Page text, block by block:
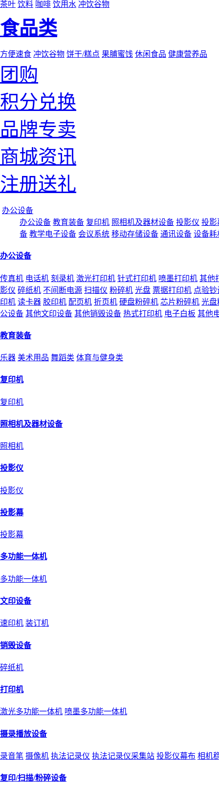
茶叶 饮料 咖啡 饮用水 冲饮谷物
食品类
方便速食 冲饮谷物 饼干/糕点 果脯蜜饯 休闲食品 健康营养品
团购
积分兑换
品牌专卖
商城资讯
注册送礼
办公设备
办公设备 教育装备 复印机 照相机及器材设备 投影仪 投影
备 教学电子设备 会议系统 移动存储设备 通讯设备 设备耗
办公设备
传真机 电话机 刻录机 激光打印机 针式打印机 喷墨打印机 其他
影仪 碎纸机 不间断电源 扫描仪 粉碎机 光盘 票据打印机 点验钞
印机 读卡器 胶印机 配页机 折页机 硬盘粉碎机 芯片粉碎机 光盘
公设备 其他文印设备 其他销毁设备 热式打印机 电子白板 其他
教育装备
乐器 美术用品 舞蹈类 体育与健身类
复印机
复印机
照相机及器材设备
照相机
投影仪
投影仪
投影幕
投影幕
多功能一体机
多功能一体机
文印设备
速印机 装订机
销毁设备
碎纸机
打印机
激光多功能一体机 喷墨多功能一体机
摄录播放设备
录音笔 摄像机 执法记录仪 执法记录仪采集站 投影仪幕布 相机
复印/扫描/粉碎设备